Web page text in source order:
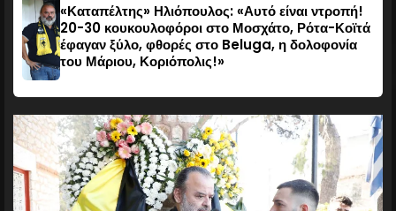
«Καταπέλτης» Ηλιόπουλος: «Αυτό είναι ντροπή!
20-30 κουκουλοφόροι στο Μοσχάτο, Ρότα-Κοϊτά
έφαγαν ξύλο, φθορές στο Beluga, η δολοφονία
του Μάριου, Κοριόπολις!»